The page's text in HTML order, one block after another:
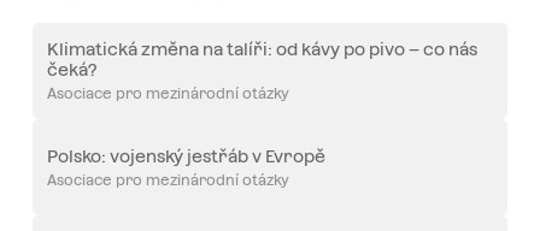
Klimatická změna na talíři: od kávy po pivo – co nás
čeká?
Asociace pro mezinárodní otázky
Polsko: vojenský jestřáb v Evropě
Asociace pro mezinárodní otázky